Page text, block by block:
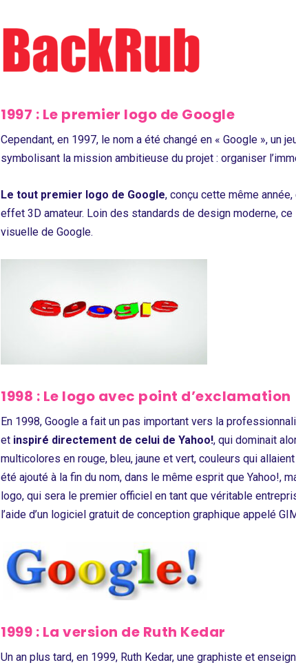
1997 : Le premier logo de Google
Cependant, en 1997, le nom a été changé en « Google », un
symbolisant la mission ambitieuse du projet : organiser
Le tout premier logo de Google, conçu cette même
effet 3D amateur. Loin des standards de design moderne,
visuelle de Google.
1998 : Le logo avec point d’exclamation
En 1998, Google a fait un pas important vers la
et inspiré directement de celui de Yahoo!, qui dominait
multicolores en rouge, bleu, jaune et vert, couleurs qui
été ajouté à la fin du nom, dans le même esprit que Yahoo!,
logo, qui sera le premier officiel en tant que véritable
l’aide d’un logiciel gratuit de conception graphique appelé
1999 : La version de Ruth Kedar
Un an plus tard, en 1999, Ruth Kedar, une graphiste et